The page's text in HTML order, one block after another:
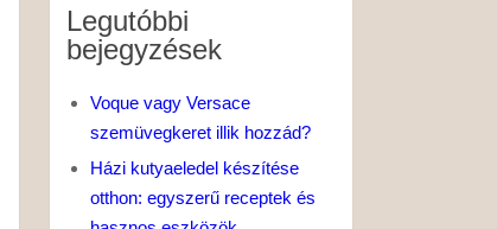
Legutóbbi
bejegyzések
Voque vagy Versace
szemüvegkeret illik hozzád?
Házi kutyaeledel készítése
otthon: egyszerű receptek és